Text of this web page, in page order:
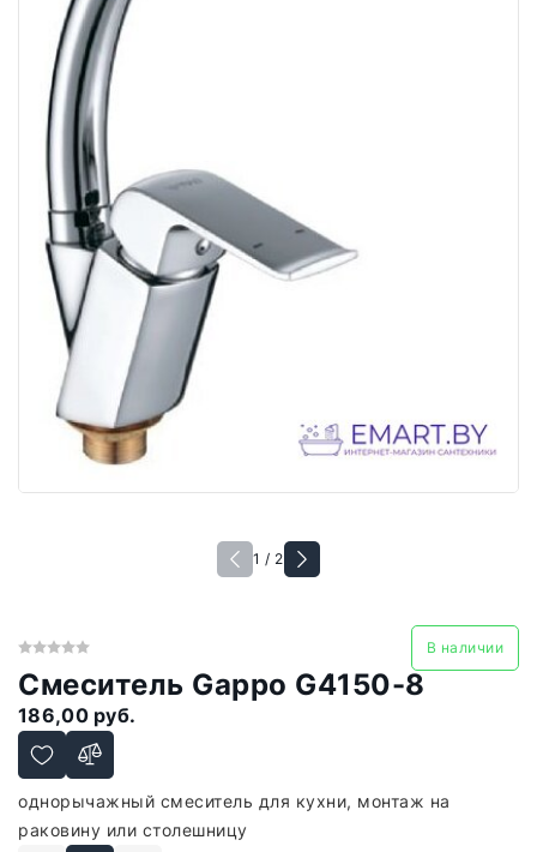
1 / 2
В наличии
Смеситель Gappo G4150-8
186,00 руб.
однорычажный смеситель для кухни, монтаж на
раковину или столешницу